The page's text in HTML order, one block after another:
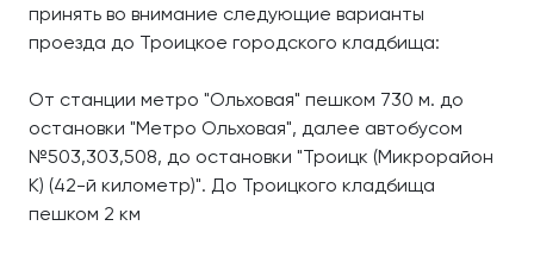
принять во внимание следующие варианты
проезда до Троицкое городского кладбища:
От станции метро "Ольховая" пешком 730 м. до
остановки "Метро Ольховая", далее автобусом
№503,303,508, до остановки "Троицк (Микрорайон
К) (42-й километр)". До Троицкого кладбища
пешком 2 км